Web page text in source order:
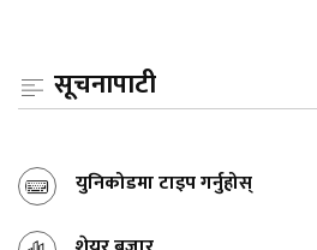
सूचनापाटी
युनिकोडमा टाइप गर्नुहोस्